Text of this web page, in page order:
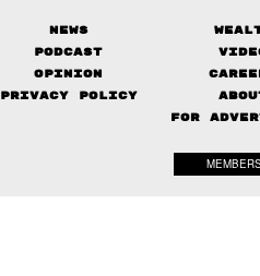
News
Podcast
Opinion
Privacy Policy
FOR